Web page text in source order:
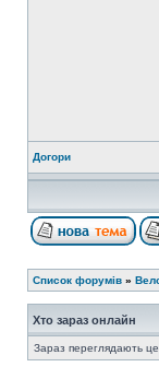
Догори
Список форумів »
Хто зараз онлайн
Зараз переглядають